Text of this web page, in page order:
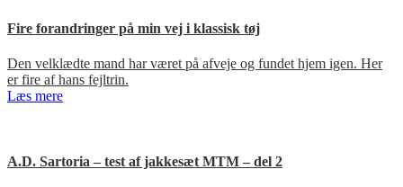
Fire forandringer på min vej i klassisk tøj
Den velklædte mand har været på afveje og fundet hjem igen. Her
er fire af hans fejltrin.
Læs mere
A.D. Sartoria – test af jakkesæt MTM – del 2